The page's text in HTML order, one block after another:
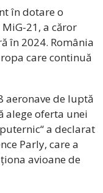
în dotare o
21, a căror
în 2024. România
care continuă
aeronave de luptă
alege oferta unei
a declarat
Parly, care a
avioane de